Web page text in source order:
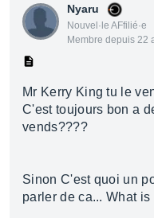
Nyaru
Nouvel·le AFfilié·e
Membre depuis 22
Mr Kerry King tu le
C'est toujours bon a
vends????
Sinon C'est quoi un
parler de ca... What is